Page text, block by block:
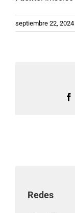
septiembre 22, 2024
Redes